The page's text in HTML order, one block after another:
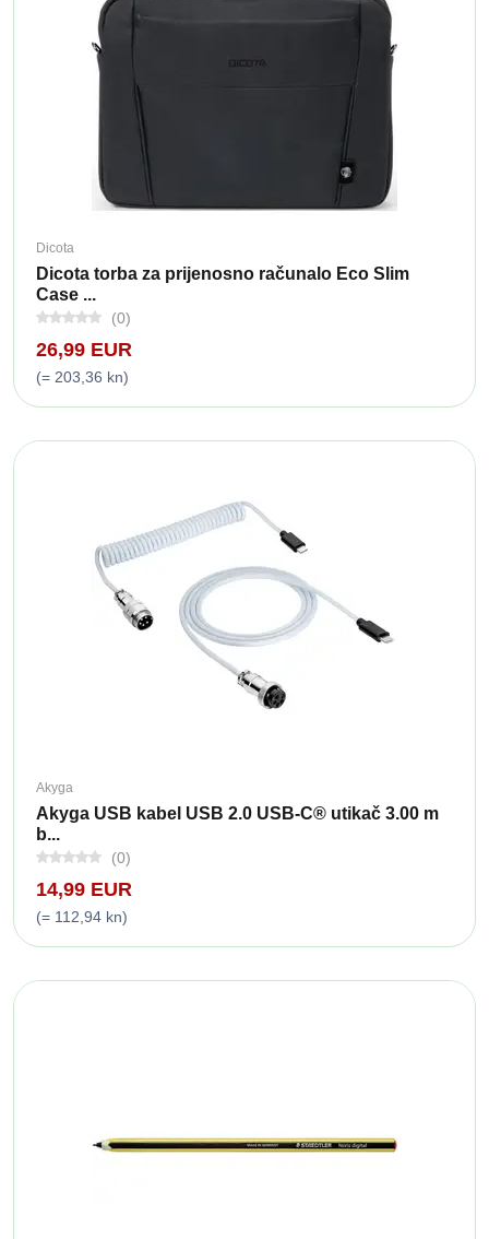
Dicota
Dicota torba za prijenosno računalo Eco Slim
Case ...
(0)
26,99 EUR
(= 203,36 kn)
Akyga
Akyga USB kabel USB 2.0 USB-C® utikač 3.00 m
b...
(0)
14,99 EUR
(= 112,94 kn)